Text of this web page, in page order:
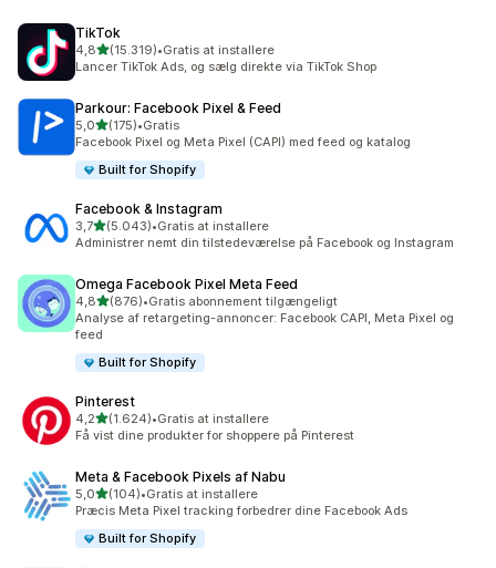
TikTok
4,8ud af 5 stjerner
(15.319)
15319 anmeldelser i alt
•Gratis at installere
Lancer TikTok Ads, og sælg direkte via TikTok Shop
Parkour: Facebook Pixel & Feed
5,0ud af 5 stjerner
(175)
175 anmeldelser i alt
•Gratis
Facebook Pixel og Meta Pixel (CAPI) med feed og katalog
Built for Shopify
Facebook & Instagram
3,7ud af 5 stjerner
(5.043)
5043 anmeldelser i alt
•Gratis at installere
Administrer nemt din tilstedeværelse på Facebook og Instagram
Omega Facebook Pixel Meta Feed
4,8ud af 5 stjerner
(876)
876 anmeldelser i alt
•Gratis abonnement tilgængeligt
Analyse af retargeting-annoncer: Facebook CAPI, Meta Pixel og
feed
Built for Shopify
Pinterest
4,2ud af 5 stjerner
(1.624)
1624 anmeldelser i alt
•Gratis at installere
Få vist dine produkter for shoppere på Pinterest
Meta & Facebook Pixels af Nabu
5,0ud af 5 stjerner
(104)
104 anmeldelser i alt
•Gratis at installere
Præcis Meta Pixel tracking forbedrer dine Facebook Ads
Built for Shopify